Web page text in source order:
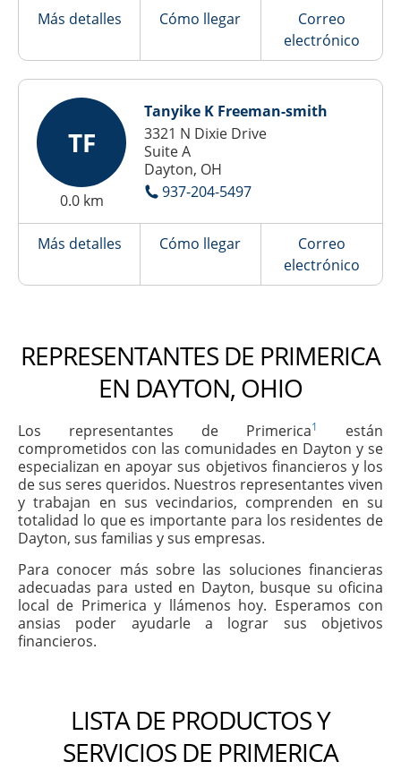
Más detalles Cómo llegar
Correo
electrónico
TF
0.0 km
Tanyike K Freeman-smith
3321 N Dixie Drive
Suite A
Dayton, OH
937-204-5497
Más detalles Cómo llegar
Correo
electrónico
REPRESENTANTES DE PRIMERICA
EN DAYTON, OHIO
Los representantes de Primerica1
están
comprometidos con las comunidades en Dayton y se
especializan en apoyar sus objetivos financieros y los
de sus seres queridos. Nuestros representantes viven
y trabajan en sus vecindarios, comprenden en su
totalidad lo que es importante para los residentes de
Dayton, sus familias y sus empresas.
Para conocer más sobre las soluciones financieras
adecuadas para usted en Dayton, busque su oficina
local de Primerica y llámenos hoy. Esperamos con
ansias poder ayudarle a lograr sus objetivos
financieros.
LISTA DE PRODUCTOS Y
SERVICIOS DE PRIMERICA